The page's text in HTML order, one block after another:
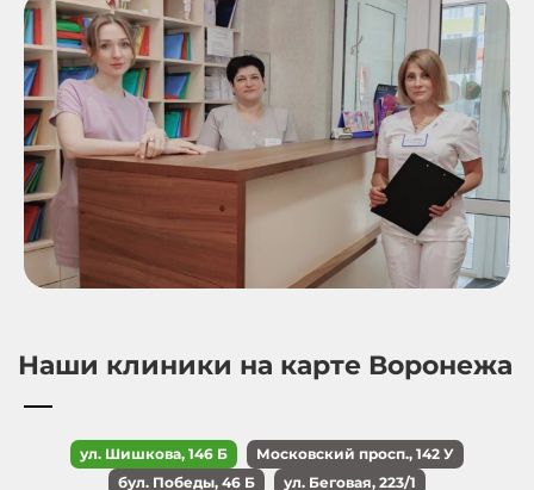
Наши клиники на карте Воронежа
ул. Шишкова, 146 Б
Московский просп., 142 У
бул. Победы, 46 Б
ул. Беговая, 223/1